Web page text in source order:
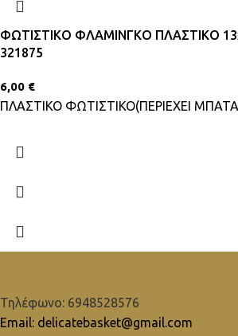
ΦΩΤΙΣΤΙΚΟ ΦΛΑΜΙΝΓΚΟ ΠΛΑΣΤΙΚΟ
321875
6,00 €
ΠΛΑΣΤΙΚΟ ΦΩΤΙΣΤΙΚΟ(ΠΕΡΙΕΧΕΙ
Τηλέφωνο: 6948528576
Email: delicatebasket@gmail.com